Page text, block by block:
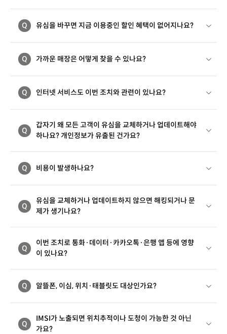
Q 유심을 바꾸면 지금 이용중인 할인 혜택이 없어지나요?
Q 가까운 매장은 어떻게 찾을 수 있나요?
Q 인터넷 서비스도 이번 조치와 관련이 있나요?
Q
갑자기 왜 모든 고객이 유심을 교체하거나 업데이트해야
하나요? 개인정보가 유출된 건가요?
Q 비용이 발생하나요?
Q
유심을 교체하거나 업데이트하지 않으면 해킹되거나 문
제가 생기나요?
Q
이번 조치로 통화·데이터·카카오톡·은행 앱 등에 영향
이 있나요?
Q 알뜰폰, 이심, 위치·태블릿도 대상인가요?
Q
IMSI가 노출되면 위치추적이나 도청이 가능한 것 아닌
가요?